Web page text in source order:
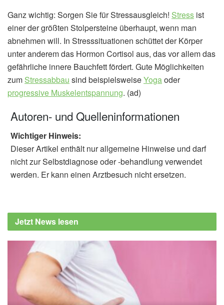
Ganz wichtig: Sorgen Sie für Stressausgleich! Stress ist
einer der größten Stolpersteine überhaupt, wenn man
abnehmen will. In Stresssituationen schüttet der Körper
unter anderem das Hormon Cortisol aus, das vor allem das
gefährliche innere Bauchfett fördert. Gute Möglichkeiten
zum Stressabbau sind beispielsweiseYogaoder
progressive Muskelentspannung. (ad)
Autoren- und Quelleninformationen
Wichtiger Hinweis:
Dieser Artikel enthält nur allgemeine Hinweise und darf
nicht zur Selbstdiagnose oder -behandlung verwendet
werden. Er kann einen Arztbesuch nicht ersetzen.
Jetzt News lesen